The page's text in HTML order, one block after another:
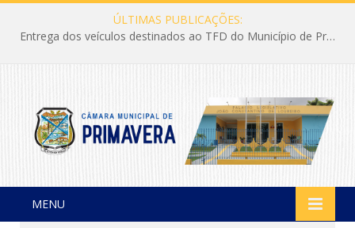
ÚLTIMAS PUBLICAÇÕES:
Entrega dos veículos destinados ao TFD do Município de Primavera
MENU